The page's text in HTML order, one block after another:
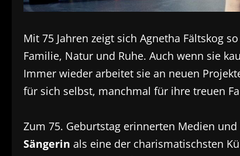
Mit 75 Jahren zeigt sich Agnetha Fältskog
Familie, Natur und Ruhe. Auch wenn sie
Immer wieder arbeitet sie an neuen
für sich selbst, manchmal für ihre treuen
Zum 75. Geburtstag erinnerten Medien
Sängerin als eine der charismatischsten